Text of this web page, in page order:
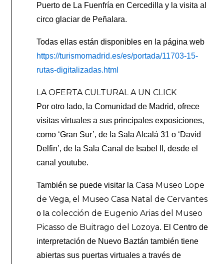
Puerto de La Fuenfría en Cercedilla y la visita al
circo glaciar de Peñalara.
Todas ellas están disponibles en la página web
https://turismomadrid.es/es/portada/11703-15-
rutas-digitalizadas.html
LA OFERTA CULTURAL A UN CLICK
Por otro lado, la Comunidad de Madrid, ofrece
visitas virtuales a sus principales exposiciones,
como ‘Gran Sur’, de la Sala Alcalá 31 o ‘David
Delfin’, de la Sala Canal de Isabel II, desde el
canal youtube.
También se puede visitar laCasa Museo Lope
de Vega, el Museo Casa Natal de Cervantes
o lacolección de Eugenio Arias del Museo
Picasso de Buitrago del Lozoya. El Centro de
interpretación de Nuevo Baztán también tiene
abiertas sus puertas virtuales a través de